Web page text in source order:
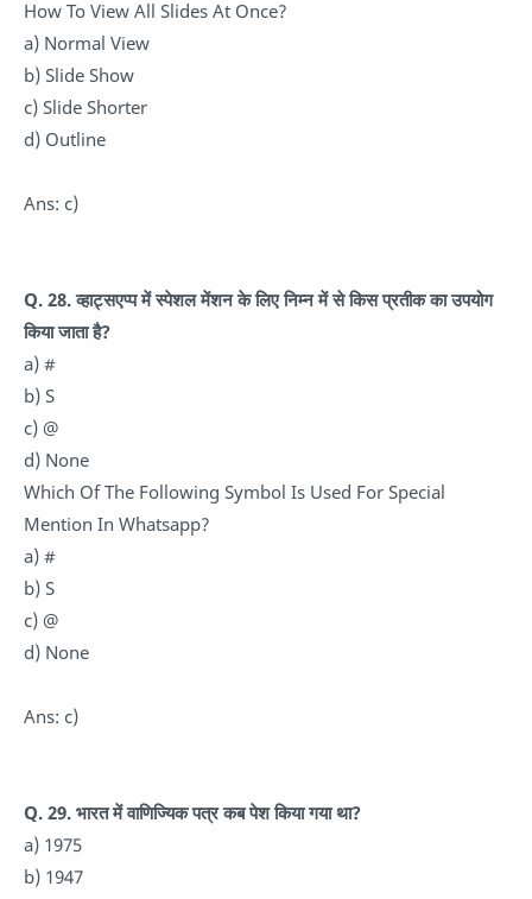
How To View All Slides At Once?
a) Normal View
b) Slide Show
c) Slide Shorter
d) Outline
Ans: c)
Q. 28. व्हाट्सएप्प में स्पेशल मेंशन के लिए निम्न में से किस प्रतीक का उपयोग
किया जाता है?
a) #
b) S
c) @
d) None
Which Of The Following Symbol Is Used For Special
Mention In Whatsapp?
a) #
b) S
c) @
d) None
Ans: c)
Q. 29. भारत में वाणिज्यिक पत्र कब पेश किया गया था?
a) 1975
b) 1947